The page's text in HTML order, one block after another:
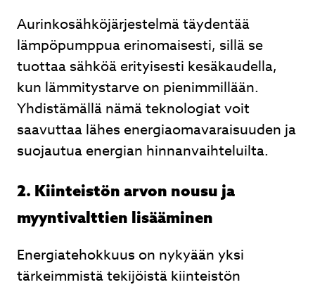
Aurinkosähköjärjestelmä täydentää
lämpöpumppua erinomaisesti, sillä se
tuottaa sähköä erityisesti kesäkaudella,
kun lämmitystarve on pienimmillään.
Yhdistämällä nämä teknologiat voit
saavuttaa lähes energiaomavaraisuuden ja
suojautua energian hinnanvaihteluilta.
2. Kiinteistön arvon nousu ja
myyntivalttien lisääminen
Energiatehokkuus on nykyään yksi
tärkeimmistä tekijöistä kiinteistön